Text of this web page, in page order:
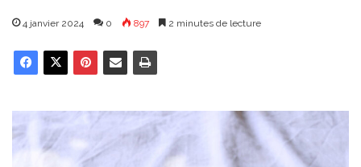
4 janvier 2024 0 897 2 minutes de lecture